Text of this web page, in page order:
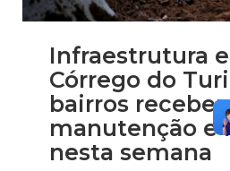
Infraestrutura
Córrego do
bairros
manutenção e
nesta semana